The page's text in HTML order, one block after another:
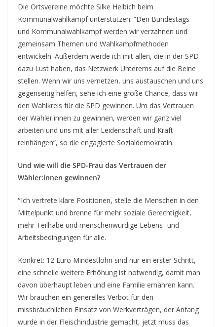
Die Ortsvereine möchte Silke Helbich beim
Kommunalwahlkampf unterstützen: “Den Bundestags-
und Kommunalwahlkampf werden wir verzahnen und
gemeinsam Themen und Wahlkampfmethoden
entwickeln. Außerdem werde ich mit allen, die in der SPD
dazu Lust haben, das Netzwerk Unterems auf die Beine
stellen. Wenn wir uns vernetzen, uns austauschen und uns
gegenseitig helfen, sehe ich eine große Chance, dass wir
den Wahlkreis für die SPD gewinnen. Um das Vertrauen
der Wähler:innen zu gewinnen, werden wir ganz viel
arbeiten und uns mit aller Leidenschaft und Kraft
reinhängen”, so die engagierte Sozialdemokratin.
Und wie will die SPD-Frau das Vertrauen der
Wähler:innen gewinnen?
“Ich vertrete klare Positionen, stelle die Menschen in den
Mittelpunkt und brenne für mehr soziale Gerechtigkeit,
mehr Teilhabe und menschenwürdige Lebens- und
Arbeitsbedingungen für alle.
Konkret: 12 Euro Mindestlohn sind nur ein erster Schritt,
eine schnelle weitere Erhöhung ist notwendig, damit man
davon überhaupt leben und eine Familie ernähren kann.
Wir brauchen ein generelles Verbot für den
missbräuchlichen Einsatz von Werkverträgen, der Anfang
wurde in der Fleischindustrie gemacht, jetzt muss das